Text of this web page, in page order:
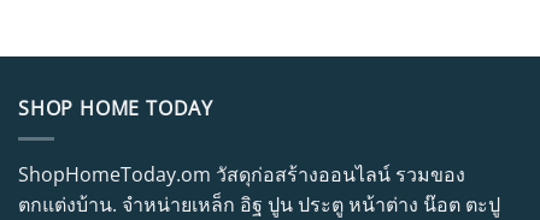
SHOP HOME TODAY
ShopHomeToday.om วัสดุก่อสร้างออนไลน์ รวมของ
ตกแต่งบ้าน. จำหน่ายเหล็ก อิฐ ปูน ประตู หน้าต่าง น๊อต ตะปู